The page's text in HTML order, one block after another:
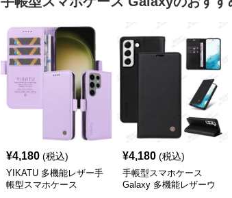
¥4,180 (税込)
YIKATU 多機能レザー手
帳型スマホケース
¥4,180 (税込)
手帳型スマホケース
Galaxy 多機能レザーウ